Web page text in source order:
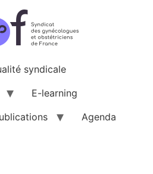
syndicale
E-learning
Agenda